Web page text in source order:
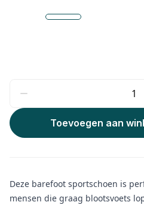
Toevoegen aan
Deze barefoot sportschoen is
mensen die graag blootsvoets